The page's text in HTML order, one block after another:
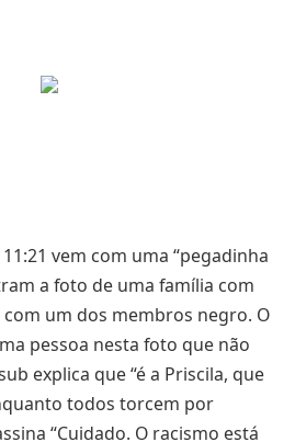
vem com uma “pegadinha
a foto de uma família com
um dos membros negro. O
pessoa nesta foto que não
explica que “é a Priscila, que
todos torcem por
“Cuidado. O racismo está